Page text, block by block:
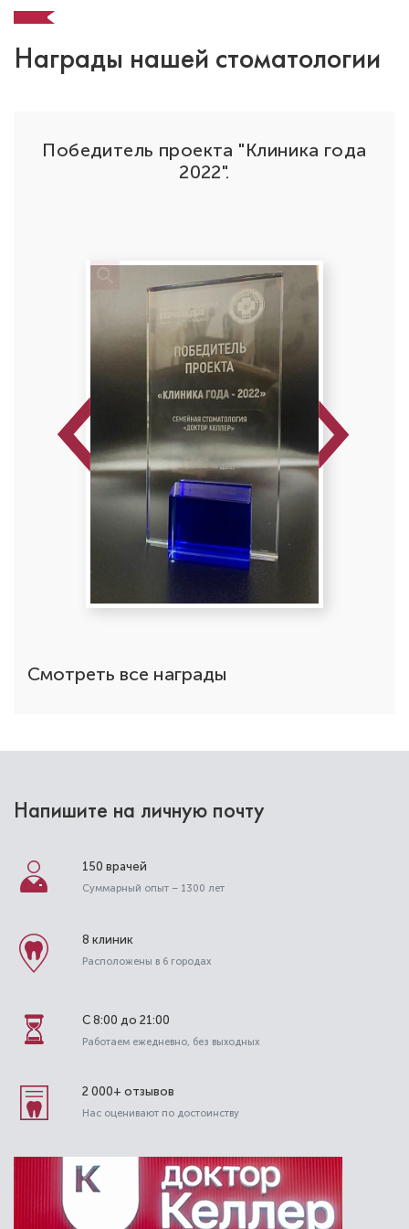
Джумаев Эркин Камолович
Софоян Альбина Андраниковна
Стоматолог-ортопед
Награды нашей стоматологии
Победитель проекта "Клиника года
2022".
Previous Next
Смотреть все награды
Напишите на личную почту
150 врачей
Суммарный опыт – 1300 лет
8 клиник
Расположены в 6 городах
С 8:00 до 21:00
Работаем ежедневно, без выходных
2 000+ отзывов
Нас оценивают по достоинству